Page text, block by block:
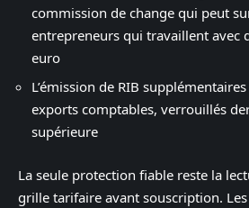
commission de change qui peut
entrepreneurs qui travaillent avec
euro
L’émission de RIB
exports comptables, verrouillés
supérieure
La seule protection fiable reste la
grille tarifaire avant souscription.